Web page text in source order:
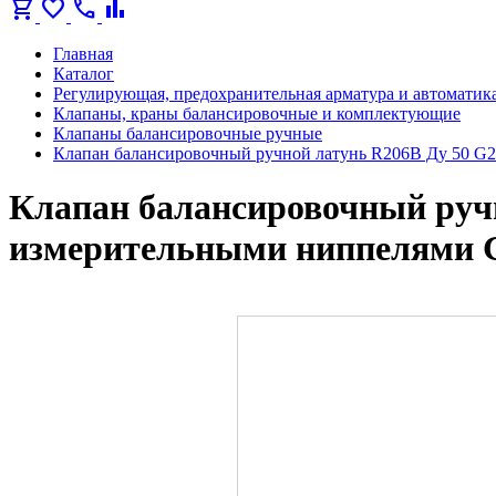
shopping_cart favorite call bar_chart
Главная
Каталог
Регулирующая, предохранительная арматура и
Клапаны, краны балансировочные и комплектующие
Клапаны балансировочные ручные
Клапан балансировочный ручной латунь R206B Ду 50
Клапан балансировочный
измерительными ниппелями